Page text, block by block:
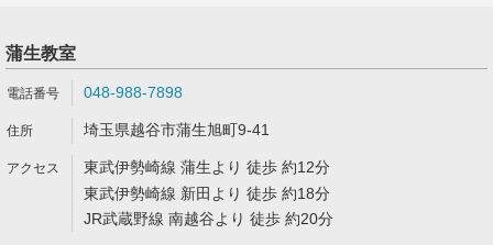
蒲生教室
048-988-7898
埼玉県越谷市蒲生旭町9-41
東武伊勢崎線 蒲生より 徒歩 約12分
東武伊勢崎線 新田より 徒歩 約18分
JR武蔵野線 南越谷より 徒歩 約20分